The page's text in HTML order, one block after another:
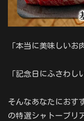
「本当に美味しいお
「記念日にふさわし
そんなあなたにおす
の特選シャトーブリ